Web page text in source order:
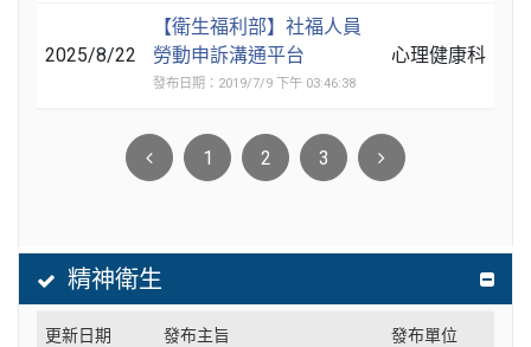
2025/8/22
【衛生福利部】社福人員
勞動申訴溝通平台
發布日期：2019/7/9 下午 03:46:38
心理健康科
1 2 3
精神衛生
更新日期 發布主旨 發布單位